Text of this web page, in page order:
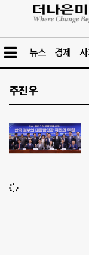
뉴스 경제 사
주진우